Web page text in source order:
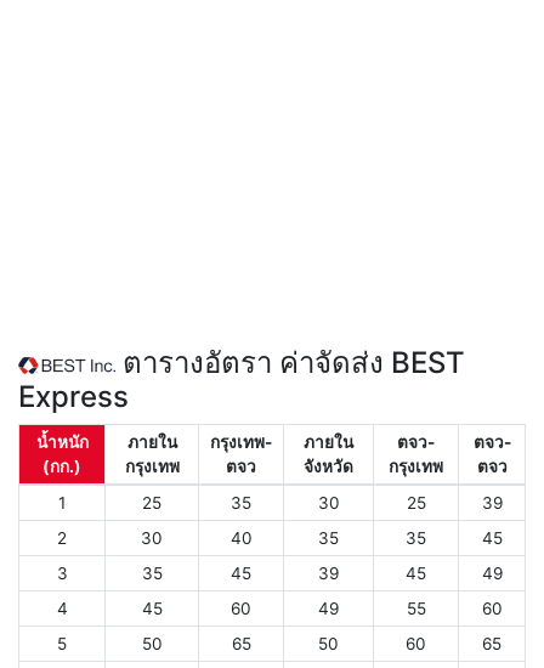
ตารางอัตรา ค่าจัดส่ง BEST
Express
น้ำหนัก
(กก.)
ภายใน
กรุงเทพ
กรุงเทพ-
ตจว
ภายใน
จังหวัด
ตจว-
กรุงเทพ
ตจว-
ตจว
1
25 35 30 25
39
2
30 40 35 35
45
3
35 45 39 45
49
4
45 60 49 55
60
5
50 65 50 60
65